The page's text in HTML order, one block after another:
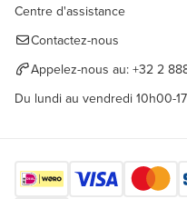
Centre d'assistance
Contactez-nous
Appelez-nous au: +32 2
Du lundi au vendredi 10h00-